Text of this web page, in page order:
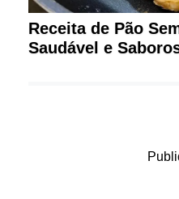
Receita de Pão
Saudável e